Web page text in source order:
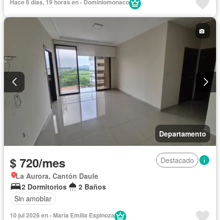
Hace 6 días, 19 horas en - Dominiomonaco
Departamento
$ 720/mes
Destacado
La Aurora, Cantón Daule
2 Dormitorios
2 Baños
Sin amoblar
10 jul 2026 en - María Emilia Espinoza